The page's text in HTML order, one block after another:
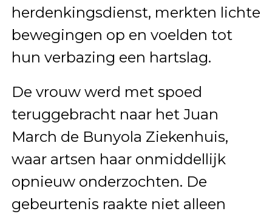
herdenkingsdienst, merkten lichte
bewegingen op en voelden tot
hun verbazing een hartslag.
De vrouw werd met spoed
teruggebracht naar het Juan
March de Bunyola Ziekenhuis,
waar artsen haar onmiddellijk
opnieuw onderzochten. De
gebeurtenis raakte niet alleen